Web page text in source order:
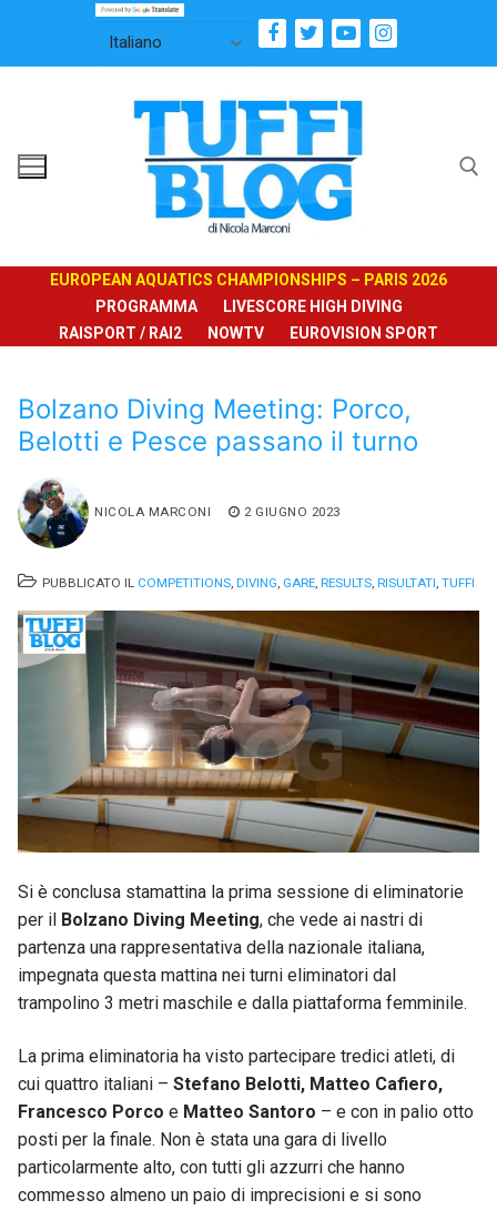
contenuto
EUROPEAN AQUATICS CHAMPIONSHIPS – PARIS 2026
PROGRAMMA
LIVESCORE HIGH DIVING
RAISPORT / RAI2
NOWTV EUROVISION SPORT
Bolzano Diving Meeting: Porco,
Belotti e Pesce passano il turno
NICOLA MARCONI 2 GIUGNO 2023
PUBBLICATO IL COMPETITIONS, DIVING, GARE, RESULTS, RISULTATI, TUFFI
Si è conclusa stamattina la prima sessione di eliminatorie
per il Bolzano Diving Meeting, che vede ai nastri di
partenza una rappresentativa della nazionale italiana,
impegnata questa mattina nei turni eliminatori dal
trampolino 3 metri maschile e dalla piattaforma femminile.
La prima eliminatoria ha visto partecipare tredici atleti, di
cui quattro italiani – Stefano Belotti, Matteo Cafiero,
Francesco Porco e Matteo Santoro – e con in palio otto
posti per la finale. Non è stata una gara di livello
particolarmente alto, con tutti gli azzurri che hanno
commesso almeno un paio di imprecisioni e si sono